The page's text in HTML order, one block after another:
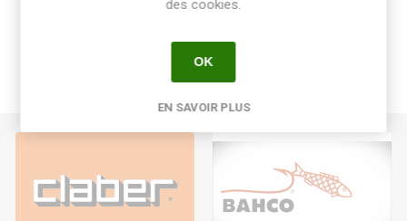
des cookies.
OK
EN SAVOIR PLUS